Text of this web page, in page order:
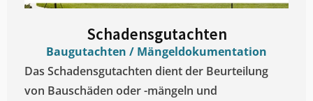
Schadensgutachten
Baugutachten / Mängeldokumentation
Das Schadensgutachten dient der Beurteilung
von Bauschäden oder -mängeln und